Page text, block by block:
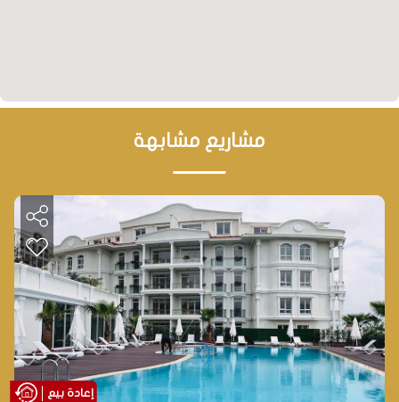
للاتجاه نحو المنطقة والاستثمار فيها.
مشاريع مشابهة